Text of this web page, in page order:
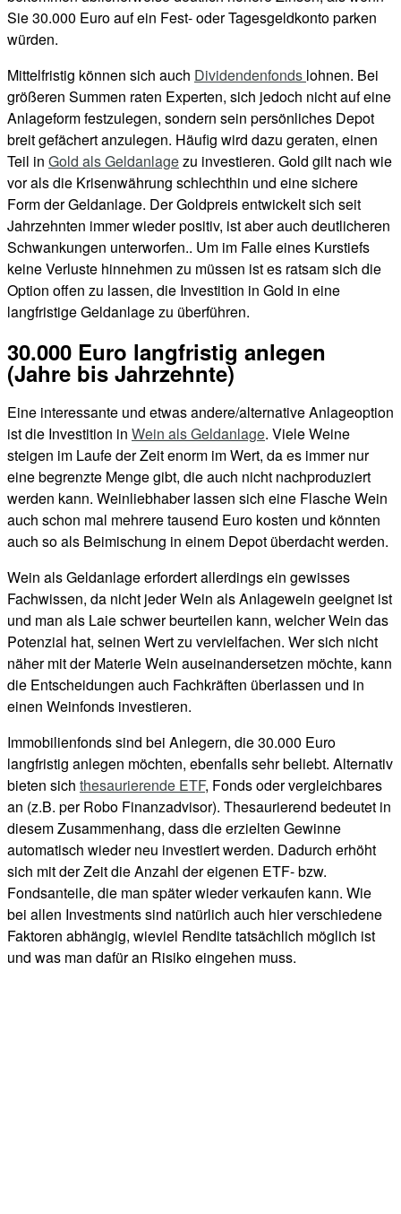
Sie 30.000 Euro auf ein Fest- oder Tagesgeldkonto parken
würden.
Mittelfristig können sich auch Dividendenfonds lohnen. Bei
größeren Summen raten Experten, sich jedoch nicht auf eine
Anlageform festzulegen, sondern sein persönliches Depot
breit gefächert anzulegen. Häufig wird dazu geraten, einen
Teil in Gold als Geldanlagezu investieren. Gold gilt nach wie
vor als die Krisenwährung schlechthin und eine sichere
Form der Geldanlage. Der Goldpreis entwickelt sich seit
Jahrzehnten immer wieder positiv, ist aber auch deutlicheren
Schwankungen unterworfen.. Um im Falle eines Kurstiefs
keine Verluste hinnehmen zu müssen ist es ratsam sich die
Option offen zu lassen, die Investition in Gold in eine
langfristige Geldanlage zu überführen.
30.000 Euro langfristig anlegen
(Jahre bis Jahrzehnte)
Eine interessante und etwas andere/alternative Anlageoption
ist die Investition in Wein als Geldanlage. Viele Weine
steigen im Laufe der Zeit enorm im Wert, da es immer nur
eine begrenzte Menge gibt, die auch nicht nachproduziert
werden kann. Weinliebhaber lassen sich eine Flasche Wein
auch schon mal mehrere tausend Euro kosten und könnten
auch so als Beimischung in einem Depot überdacht werden.
Wein als Geldanlage erfordert allerdings ein gewisses
Fachwissen, da nicht jeder Wein als Anlagewein geeignet ist
und man als Laie schwer beurteilen kann, welcher Wein das
Potenzial hat, seinen Wert zu vervielfachen. Wer sich nicht
näher mit der Materie Wein auseinandersetzen möchte, kann
die Entscheidungen auch Fachkräften überlassen und in
einen Weinfonds investieren.
Immobilienfonds sind bei Anlegern, die 30.000 Euro
langfristig anlegen möchten, ebenfalls sehr beliebt. Alternativ
bieten sich thesaurierende ETF, Fonds oder vergleichbares
an (z.B. per Robo Finanzadvisor). Thesaurierend bedeutet in
diesem Zusammenhang, dass die erzielten Gewinne
automatisch wieder neu investiert werden. Dadurch erhöht
sich mit der Zeit die Anzahl der eigenen ETF- bzw.
Fondsanteile, die man später wieder verkaufen kann. Wie
bei allen Investments sind natürlich auch hier verschiedene
Faktoren abhängig, wieviel Rendite tatsächlich möglich ist
und was man dafür an Risiko eingehen muss.